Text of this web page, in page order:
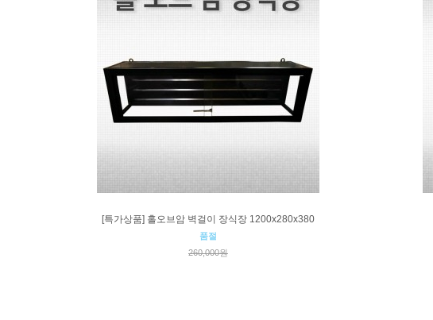
[특가상품] 홀오브암 벽걸이 장식장 1200x280x380
품절
260,000원